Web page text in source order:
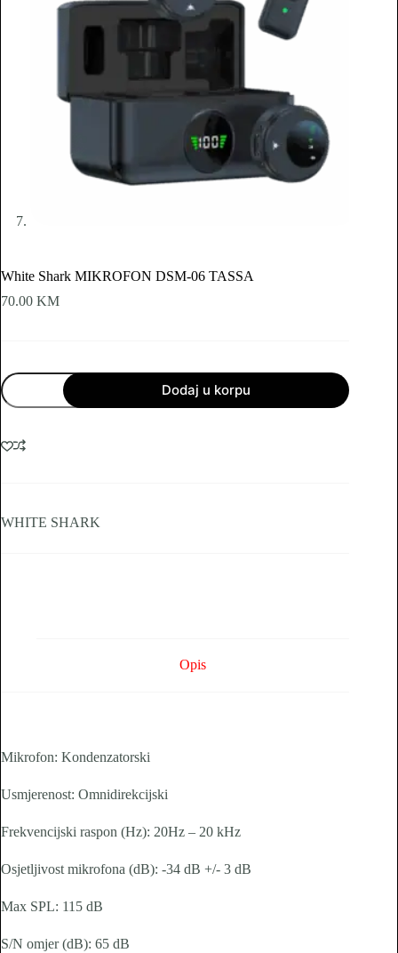
White Shark MIKROFON DSM-06 TASSA
70.00 KM
White
Shark
MIKROFON
06
TASSA
Dodaj u korpu
WHITE SHARK
Opis
Mikrofon: Kondenzatorski
Usmjerenost: Omnidirekcijski
Frekvencijski raspon (Hz): 20Hz – 20 kHz
Osjetljivost mikrofona (dB): -34 dB +/- 3 dB
Max SPL: 115 dB
S/N omjer (dB): 65 dB